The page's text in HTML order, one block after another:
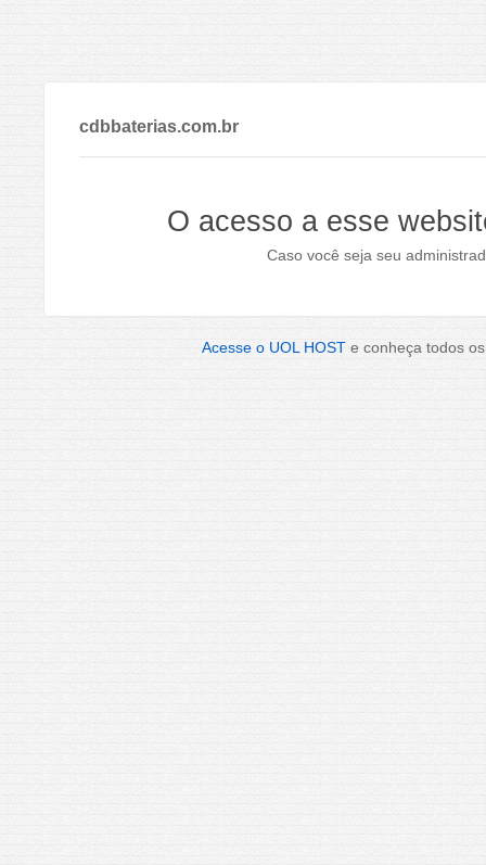
cdbbaterias.com.br
O acesso a esse
Caso você seja seu
Acesse o UOL HOST e conheça todos